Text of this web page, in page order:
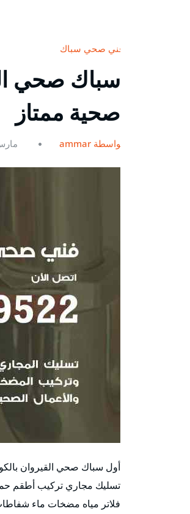
فني صحي سباك
صحية ممتاز
بواسطة ammar مارس 11,
أول سباك صحي القيروان
فلاتر مياه مضخات ماء